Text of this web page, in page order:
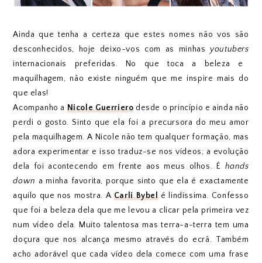
Ainda que tenha a certeza que estes nomes não vos são
desconhecidos, hoje deixo-vos com as minhasyoutubers
internacionais preferidas. No que toca a beleza e
maquilhagem, não existe ninguém que me inspire mais do
que elas!
Acompanho a Nicole Guerriero desde o princípio e ainda não
perdi o gosto. Sinto que ela foi a precursora do meu amor
pela maquilhagem. A Nicole não tem qualquer formação, mas
adora experimentar e isso traduz-se nos vídeos; a evolução
dela foi acontecendo em frente aos meus olhos. É hands
down a minha favorita, porque sinto que ela é exactamente
aquilo que nos mostra. A Carli Bybel é lindíssima. Confesso
que foi a beleza dela que me levou a clicar pela primeira vez
num vídeo dela. Muito talentosa mas terra-a-terra tem uma
doçura que nos alcança mesmo através do ecrã. Também
acho adorável que cada vídeo dela comece com uma frase